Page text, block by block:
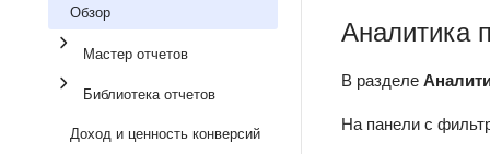
Обзор
Мастер отчетов
Библиотека отчетов
Доход и ценность конверсий
Аналитика
В разделе
На панели с